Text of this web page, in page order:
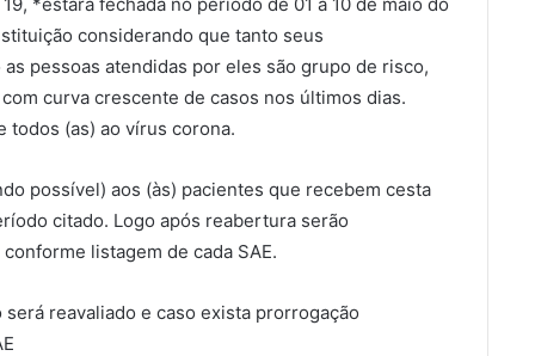
considerando que tanto seus
pessoas atendidas por eles são grupo de risco,
curva crescente de casos nos últimos dias.
todos (as) ao vírus corona.
possível) aos (às) pacientes que recebem cesta
citado. Logo após reabertura serão
listagem de cada SAE.
reavaliado e caso exista prorrogação